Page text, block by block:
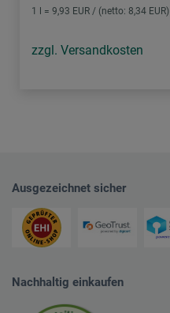
1 l = 9,93 EUR / (netto: 8,34 EUR)
zzgl. Versandkosten
Ausgezeichnet sicher
Nachhaltig einkaufen